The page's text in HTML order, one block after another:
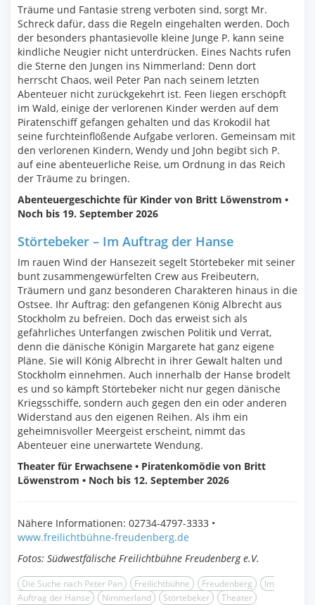
Träume und Fantasie streng verboten sind, sorgt Mr.
Schreck dafür, dass die Regeln eingehalten werden. Doch
der besonders phantasievolle kleine Junge P. kann seine
kindliche Neugier nicht unterdrücken. Eines Nachts rufen
die Sterne den Jungen ins Nimmerland: Denn dort
herrscht Chaos, weil Peter Pan nach seinem letzten
Abenteuer nicht zurückgekehrt ist. Feen liegen erschöpft
im Wald, einige der verlorenen Kinder werden auf dem
Piratenschiff gefangen gehalten und das Krokodil hat
seine furchteinflößende Aufgabe verloren. Gemeinsam mit
den verlorenen Kindern, Wendy und John begibt sich P.
auf eine abenteuerliche Reise, um Ordnung in das Reich
der Träume zu bringen.
Abenteuergeschichte für Kinder von Britt Löwenstrom •
Noch bis 19. September 2026
Störtebeker – Im Auftrag der Hanse
Im rauen Wind der Hansezeit segelt Störtebeker mit seiner
bunt zusammengewürfelten Crew aus Freibeutern,
Träumern und ganz besonderen Charakteren hinaus in die
Ostsee. Ihr Auftrag: den gefangenen König Albrecht aus
Stockholm zu befreien. Doch das erweist sich als
gefährliches Unterfangen zwischen Politik und Verrat,
denn die dänische Königin Margarete hat ganz eigene
Pläne. Sie will König Albrecht in ihrer Gewalt halten und
Stockholm einnehmen. Auch innerhalb der Hanse brodelt
es und so kämpft Störtebeker nicht nur gegen dänische
Kriegsschiffe, sondern auch gegen den ein oder anderen
Widerstand aus den eigenen Reihen. Als ihm ein
geheimnisvoller Meergeist erscheint, nimmt das
Abenteuer eine unerwartete Wendung.
Theater für Erwachsene • Piratenkomödie von Britt
Löwenstrom • Noch bis 12. September 2026
Nähere Informationen: 02734-4797-3333 •
www.freilichtbühne-freudenberg.de
Fotos: Südwestfälische Freilichtbühne Freudenberg e.V.
Die Suche nach Peter Pan Freilichtbühne Freudenberg
Im
Auftrag der Hanse
Nimmerland Störtebeker Theater